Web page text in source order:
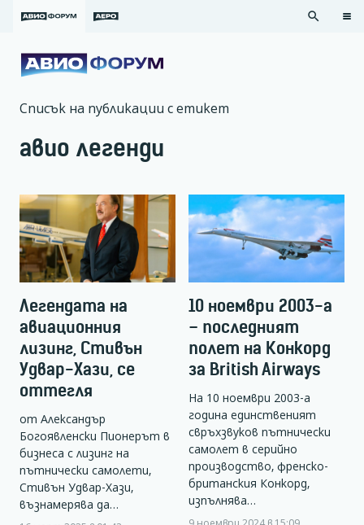
search
Списък на публикации с етикет
авио легенди
Легендата на
авиационния
лизинг, Стивън
Удвар-Хази, се
оттегля
от Александър
Богоявленски Пионерът в
бизнеса с лизинг на
пътнически самолети,
Стивън Удвар-Хази,
възнамерява да…
10 ноември 2003-а
– последният
полет на Конкорд
за British Airways
На 10 ноември 2003-а
година единственият
свръхзвуков пътнически
самолет в серийно
производство, френско-
британския Конкорд,
изпълнява…